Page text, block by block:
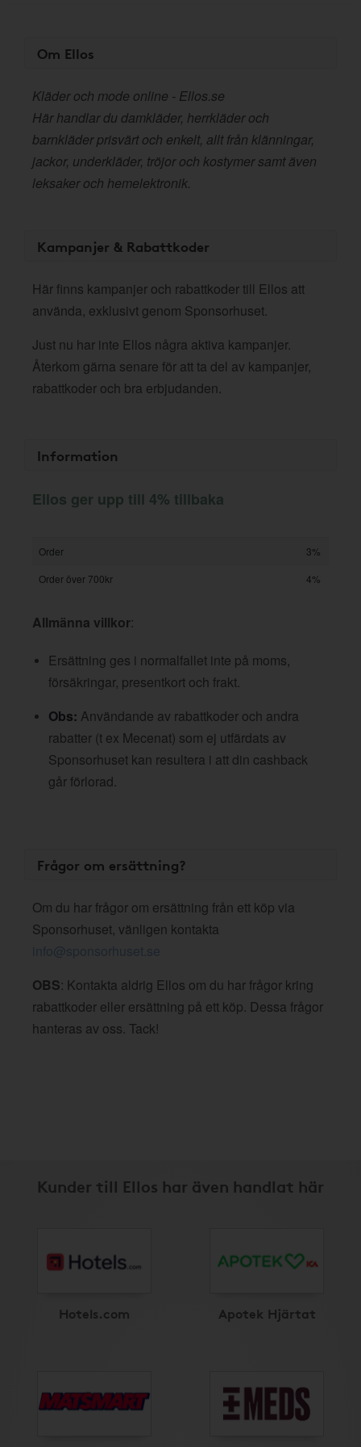
Om Ellos
Kläder och mode online - Ellos.se
Här handlar du damkläder, herrkläder och
barnkläder prisvärt och enkelt, allt från klänningar,
jackor, underkläder, tröjor och kostymer samt även
leksaker och hemelektronik.
Kampanjer & Rabattkoder
Här finns kampanjer och rabattkoder till Ellos att
använda, exklusivt genom Sponsorhuset.
Just nu har inte Ellos några aktiva kampanjer.
Återkom gärna senare för att ta del av kampanjer,
rabattkoder och bra erbjudanden.
Information
Ellos ger upp till 4% tillbaka
Order
3%
Order över 700kr
4%
Allmänna villkor:
Ersättning ges i normalfallet inte på moms,
försäkringar, presentkort och frakt.
Obs: Användande av rabattkoder och andra
rabatter (t ex Mecenat) som ej utfärdats av
Sponsorhuset kan resultera i att din cashback
går förlorad.
Frågor om ersättning?
Om du har frågor om ersättning från ett köp via
Sponsorhuset, vänligen kontakta
info@sponsorhuset.se
OBS: Kontakta aldrig Ellos om du har frågor kring
rabattkoder eller ersättning på ett köp. Dessa frågor
hanteras av oss. Tack!
Kunder till Ellos har även handlat här
Hotels.com Apotek Hjärtat